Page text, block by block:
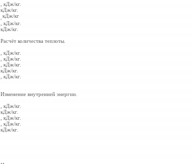
кДж/кг.
кДж/кг.
, кДж/кг
кДж/кг.
кДж/кг.
Расчёт количества теплоты.
кДж/кг.
кДж/кг.
кДж/кг.
кДж/кг.
кДж/кг.
Изменение внутренней энергии.
кДж/кг.
кДж/кг.
кДж/кг.
кДж/кг.
кДж/кг.